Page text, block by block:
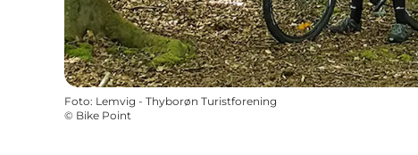
Foto: Lemvig - Thyborøn Turistforening
© Bike Point